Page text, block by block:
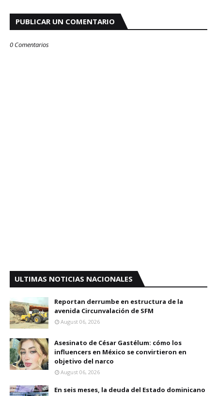
PUBLICAR UN COMENTARIO
0 Comentarios
ULTIMAS NOTICIAS NACIONALES
Reportan derrumbe en estructura de la
avenida Circunvalación de SFM
August 06, 2026
Asesinato de César Gastélum: cómo los
influencers en México se convirtieron en
objetivo del narco
August 06, 2026
En seis meses, la deuda del Estado dominicano